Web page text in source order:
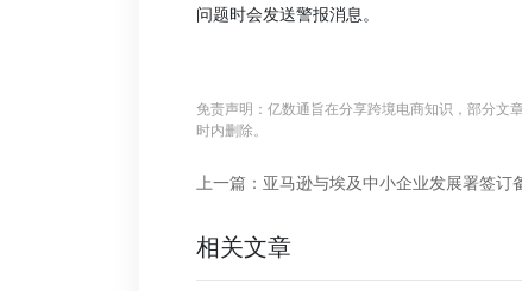
问题时会发送警报消息。
免责声明：亿数通旨在分享跨境电商知识，部分文
时内删除。
相关文章